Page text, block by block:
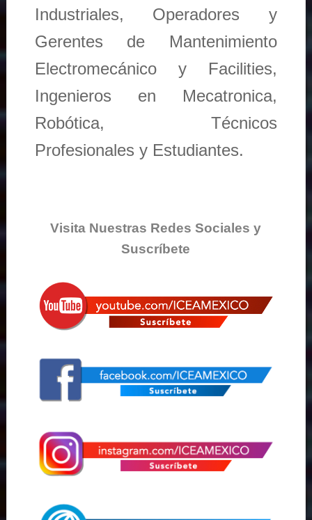
Industriales, Operadores y
Gerentes de Mantenimiento
Electromecánico y Facilities,
Ingenieros en Mecatronica,
Robótica, Técnicos
Profesionales y Estudiantes.
Visita Nuestras Redes Sociales y
Suscríbete